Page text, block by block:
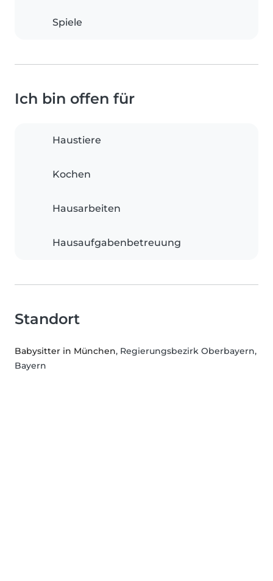
Spiele
Ich bin offen für
Haustiere
Kochen
Hausarbeiten
Hausaufgabenbetreuung
Standort
Babysitter in München, Regierungsbezirk Oberbayern,
Bayern